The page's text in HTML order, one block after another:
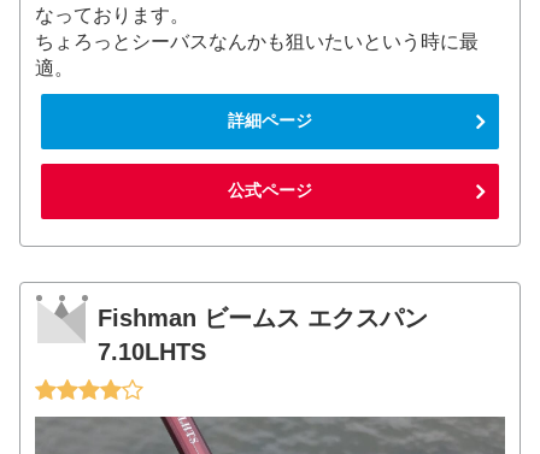
なっております。
ちょろっとシーバスなんかも狙いたいという時に最
適。
詳細ページ
公式ページ
Fishman ビームス エクスパン
7.10LHTS